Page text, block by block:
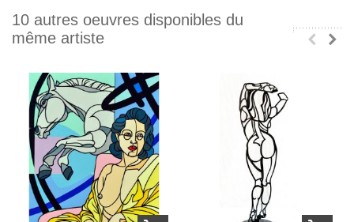
10 autres oeuvres disponibles du
même artiste